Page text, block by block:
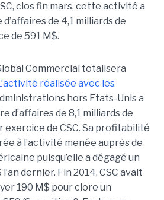
clos fin mars, cette activité a
de 4,1 milliards de
de 591 M$.
Commercial totalisera
réalisée avec les
hors Etats-Unis a
d’affaires de 8,1 milliards de
exercice de CSC. Sa profitabilité
à l’activité menée auprès de
puisqu’elle a dégagé un
dernier. Fin 2014, CSC avait
190 M$ pour clore un